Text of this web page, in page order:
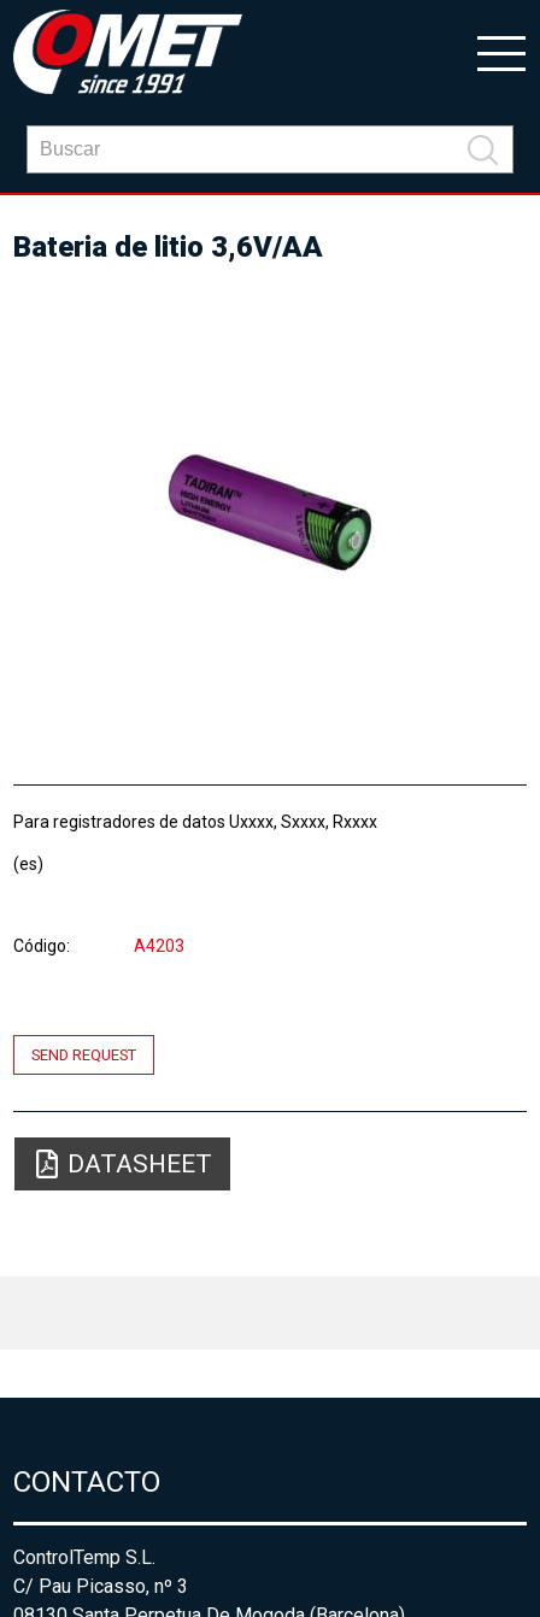
Bateria de litio 3,6V/AA
Para registradores de datos Uxxxx, Sxxxx, Rxxxx
(es)
Código A4203
SEND REQUEST
DATASHEET
CONTACTO
ControlTemp S.L.
C/ Pau Picasso, nº 3